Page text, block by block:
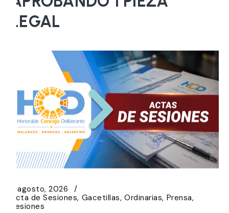
LEGAL
5 agosto, 2026
Acta de Sesiones Gacetillas Ordinarias Prensa
Sesiones